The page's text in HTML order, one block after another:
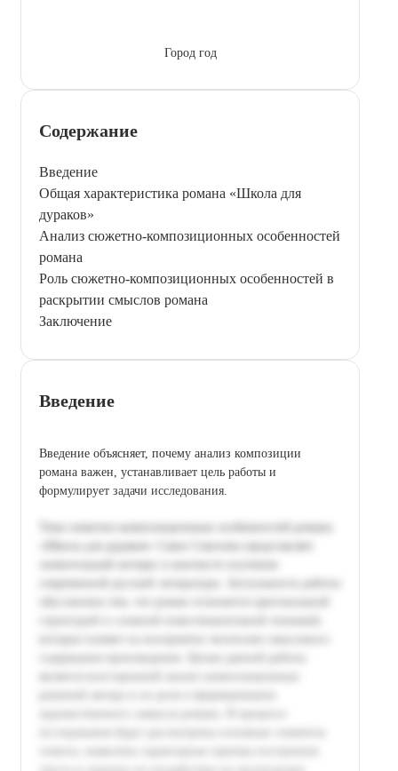
Город год
Содержание
Введение
Общая характеристика романа «Школа для
дураков»
Анализ сюжетно-композиционных особенностей
романа
Роль сюжетно-композиционных особенностей в
раскрытии смыслов романа
Заключение
Введение
Введение объясняет, почему анализ композиции
романа важен, устанавливает цель работы и
формулирует задачи исследования.